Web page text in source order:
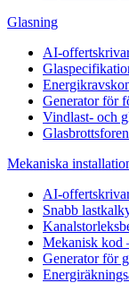
Glasning
AI-
Generator för
Vindlast- och
Mekaniska
AI-
Snabb
Mekanisk kod
Generator för